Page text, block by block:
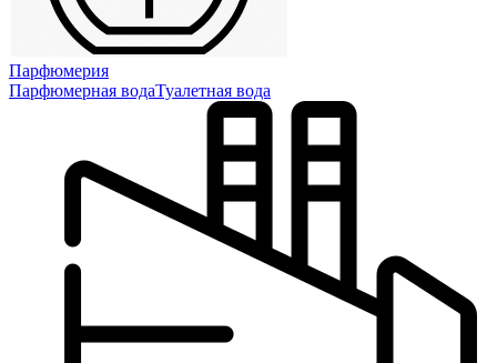
Парфюмерия
Парфюмерная водаТуалетная вода